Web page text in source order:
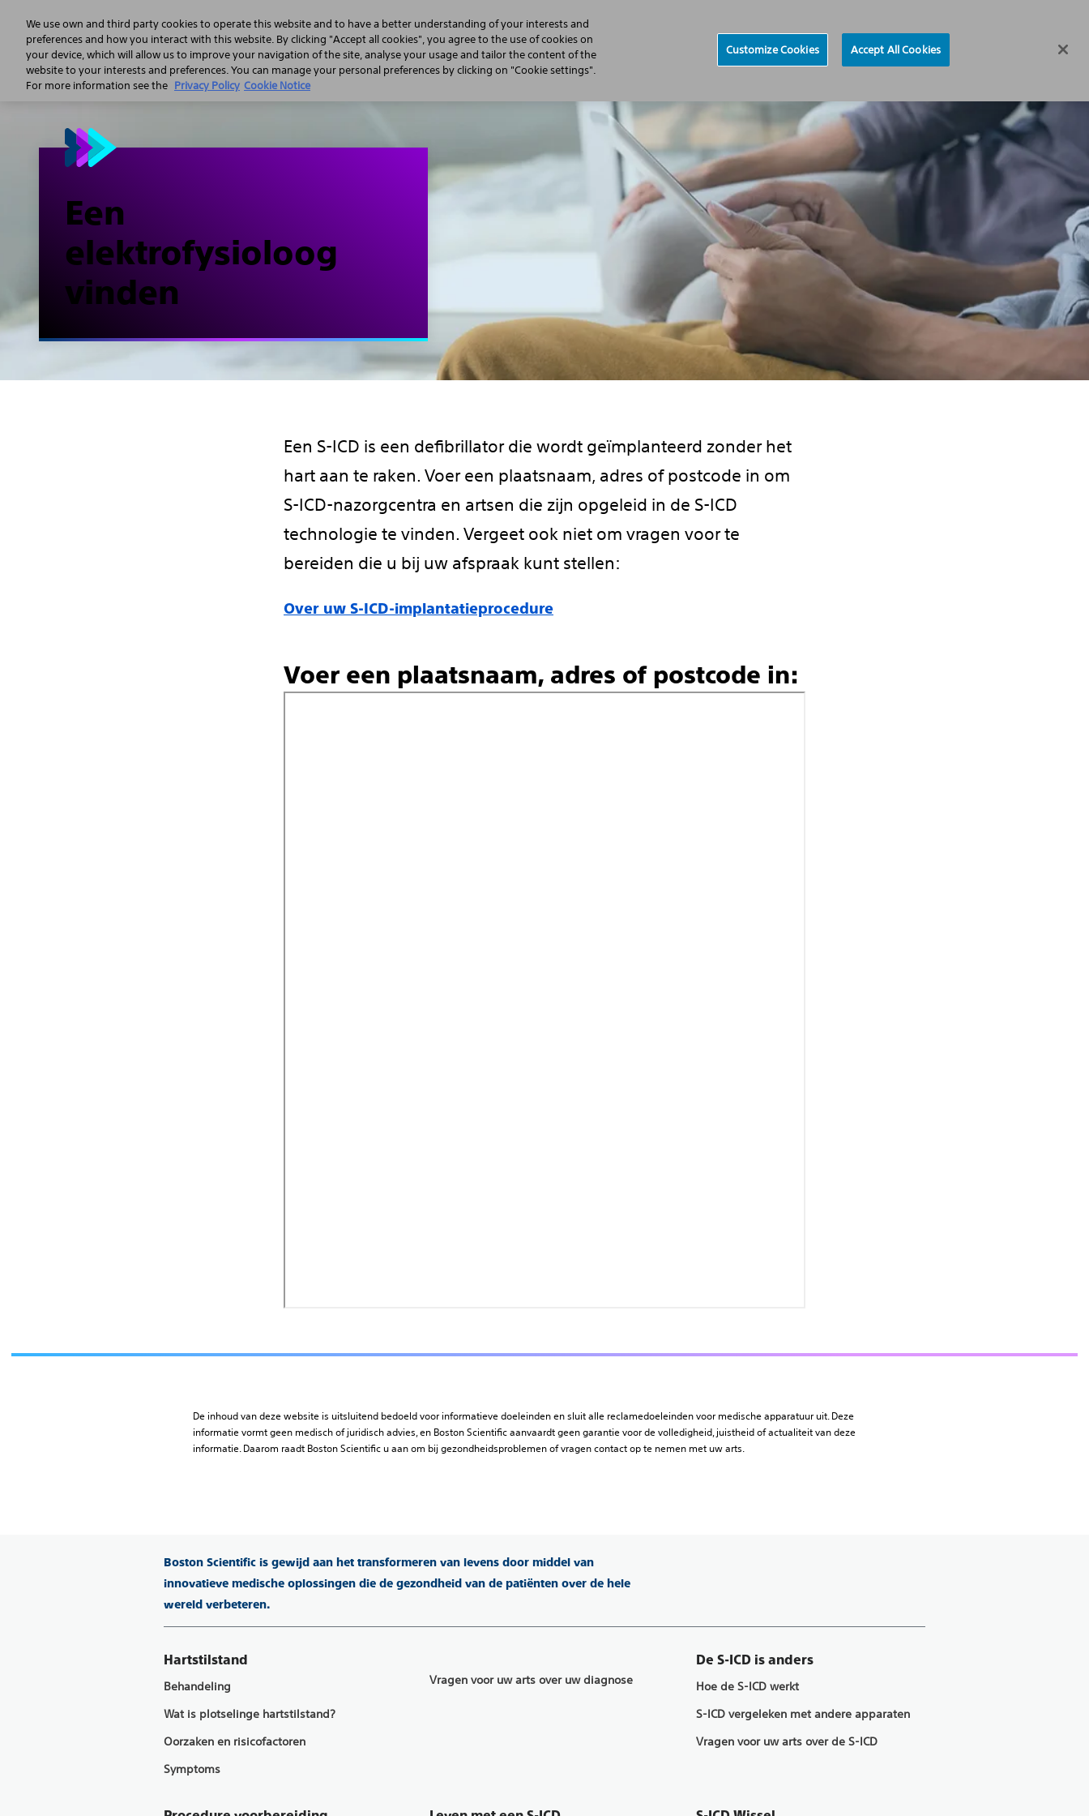
Hartstilstand De S-ICD is anders Leven met een S-ICD
Een
elektrofysioloog
vinden
Een S-ICD is een defibrillator die wordt geïmplanteerd zonder het
hart aan te raken. Voer een plaatsnaam, adres of postcode in om
S-ICD-nazorgcentra en artsen die zijn opgeleid in de S-ICD
technologie te vinden. Vergeet ook niet om vragen voor te
bereiden die u bij uw afspraak kunt stellen:
Over uw S-ICD-implantatieprocedure
Voer een plaatsnaam, adres of postcode in:
De inhoud van deze website is uitsluitend bedoeld voor informatieve doeleinden en sluit alle reclamedoeleinden voor medische apparatuur uit. Deze
informatie vormt geen medisch of juridisch advies, en Boston Scientific aanvaardt geen garantie voor de volledigheid, juistheid of actualiteit van deze
informatie. Daarom raadt Boston Scientific u aan om bij gezondheidsproblemen of vragen contact op te nemen met uw arts.
Boston Scientific is gewijd aan het transformeren van levens door middel van
innovatieve medische oplossingen die de gezondheid van de patiënten over de hele
wereld verbeteren.
Hartstilstand
Behandeling
Wat is plotselinge hartstilstand?
Oorzaken en risicofactoren
Symptoms
Vragen voor uw arts over uw diagnose
De S-ICD is anders
Hoe de S-ICD werkt
S-ICD vergeleken met andere apparaten
Vragen voor uw arts over de S-ICD
We use own and third party cookies to operate this website and to have a better understanding of your interests and
preferences and how you interact with this website. By clicking "Accept all cookies", you agree to the use of cookies on
your device, which will allow us to improve your navigation of the site, analyse your usage and tailor the content of the
website to your interests and preferences. You can manage your personal preferences by clicking on "Cookie settings".
For more information see the Privacy Policy Cookie Notice
Customize Cookies Accept All Cookies